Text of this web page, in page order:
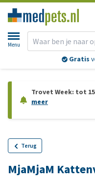
Menu
Gratis
Trovet Week: tot
meer
Terug
MjaMjaM